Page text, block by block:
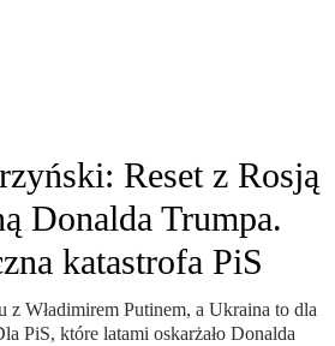
Reset z Rosją
Donalda Trumpa.
katastrofa PiS
z Władimirem Putinem, a Ukraina to dla
PiS, które latami oskarżało Donalda